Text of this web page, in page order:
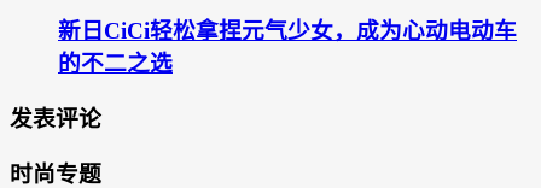
新日CiCi轻松拿捏元气少女，成为心动电动车
的不二之选
发表评论
时尚专题